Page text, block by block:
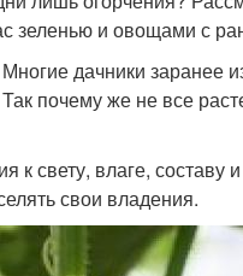
и овощами с
дачники заранее
почему же не все
свету, влаге, составу
свои владения.